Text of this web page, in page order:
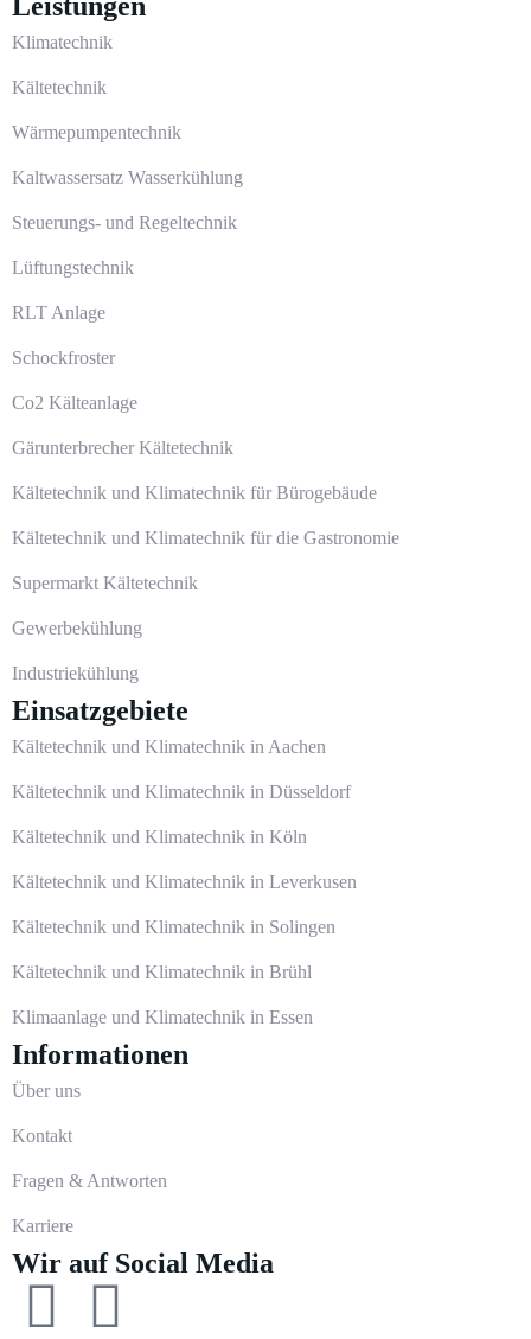
Klimatechnik
Kältetechnik
Wärmepumpentechnik
Kaltwassersatz Wasserkühlung
Steuerungs- und Regeltechnik
Lüftungstechnik
RLT Anlage
Schockfroster
Co2 Kälteanlage
Gärunterbrecher Kältetechnik
Kältetechnik und Klimatechnik für Bürogebäude
Kältetechnik und Klimatechnik für die Gastronomie
Supermarkt Kältetechnik
Gewerbekühlung
Industriekühlung
Einsatzgebiete
Kältetechnik und Klimatechnik in Aachen
Kältetechnik und Klimatechnik in Düsseldorf
Kältetechnik und Klimatechnik in Köln
Kältetechnik und Klimatechnik in Leverkusen
Kältetechnik und Klimatechnik in Solingen
Kältetechnik und Klimatechnik in Brühl
Klimaanlage und Klimatechnik in Essen
Informationen
Über uns
Kontakt
Fragen & Antworten
Karriere
Wir auf Social Media